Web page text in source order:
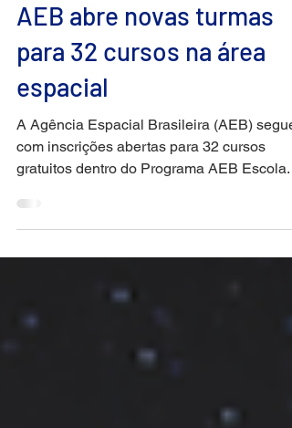
-
AEB abre novas turmas
para 32 cursos na área
espacial
com inscrições abertas para 32 cursos
gratuitos dentro do Programa AEB Escola.